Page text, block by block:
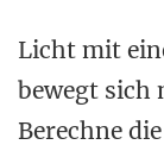
Licht mit
bewegt sich
Berechne